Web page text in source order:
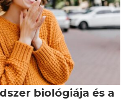
biológiája és a